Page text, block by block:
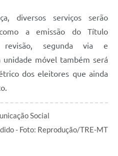
diversos serviços serão
a emissão do Título
revisão, segunda via e
móvel também será
dos eleitores que ainda
Social
- Foto: Reprodução/TRE-MT